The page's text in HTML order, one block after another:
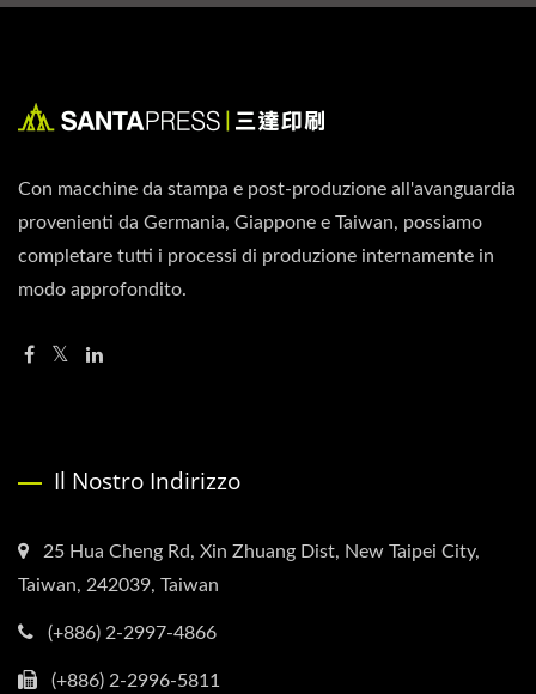
Con macchine da stampa e post-produzione all'avanguardia
provenienti da Germania, Giappone e Taiwan, possiamo
completare tutti i processi di produzione internamente in
modo approfondito.
Il Nostro Indirizzo
25 Hua Cheng Rd, Xin Zhuang Dist, New Taipei City,
Taiwan, 242039, Taiwan
(+886) 2-2997-4866
(+886) 2-2996-5811